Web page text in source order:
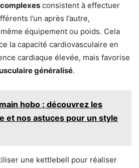
consistent à effectuer
l’un après l’autre,
équipement ou poids. Cela
la capacité cardiovasculaire en
cardiaque élevée, mais favorise
généralisé.
hobo : découvrez les
et nos astuces pour un style
une kettlebell pour réaliser